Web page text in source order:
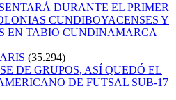
DURANTE EL PRIMER
CUNDIBOYACENSES Y
EN TABIO CUNDINAMARCA
(35.294)
DE GRUPOS, ASÍ QUEDÓ EL
DE FUTSAL SUB-17